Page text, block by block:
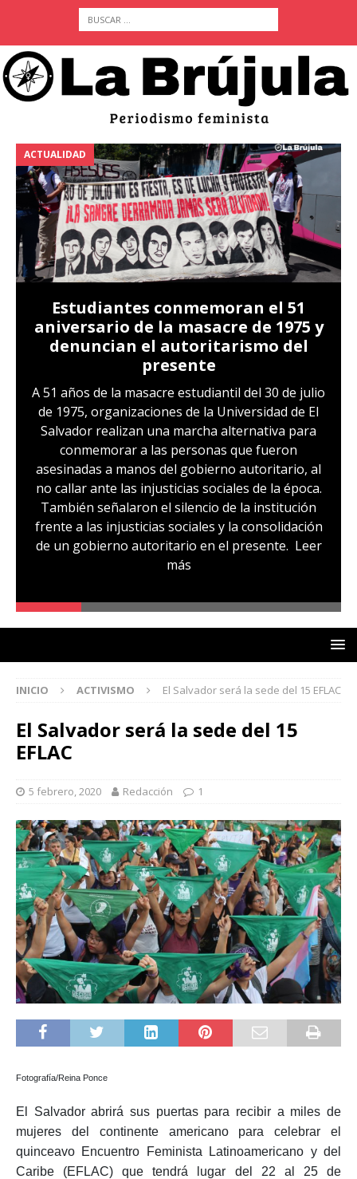
ACTUALIDAD
Estudiantes conmemoran el 51
aniversario de la masacre de 1975 y
denuncian el autoritarismo del
presente
A 51 años de la masacre estudiantil del 30 de julio
de 1975, organizaciones de la Universidad de El
Salvador realizan una marcha alternativa para
conmemorar a las personas que fueron
asesinadas a manos del gobierno autoritario, al
no callar ante las injusticias sociales de la época.
También señalaron el silencio de la institución
frente a las injusticias sociales y la consolidación
de un gobierno autoritario en el presente. Leer
más
INICIO ACTIVISMO El Salvador será la sede del 15 EFLAC
El Salvador será la sede del 15
EFLAC
5 febrero, 2020 Redacción 1
Fotografía/Reina Ponce
El Salvador abrirá sus puertas para recibir a miles de
mujeres del continente americano para celebrar el
quinceavo Encuentro Feminista Latinoamericano y del
Caribe (EFLAC) que tendrá lugar del 22 al 25 de